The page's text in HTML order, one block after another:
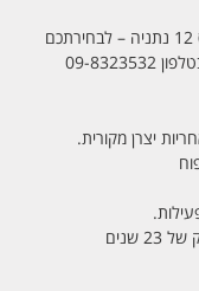
יצרן מקורית.
שנים